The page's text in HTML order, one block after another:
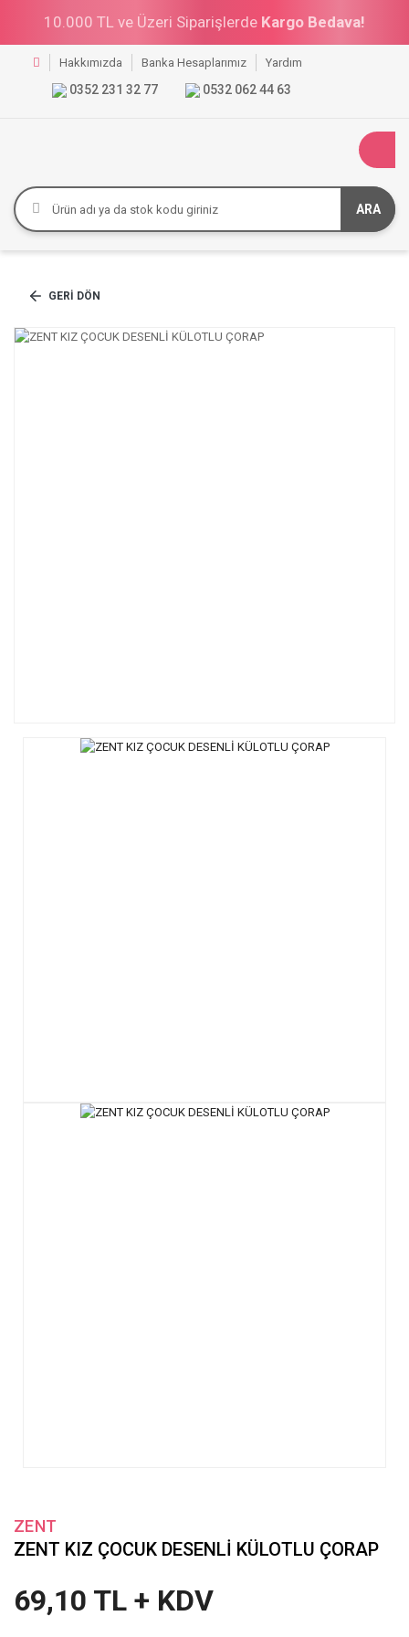
10.000 TL ve Üzeri Siparişlerde Kargo Bedava!
Hakkımızda Banka Hesaplarımız Yardım
0352 231 32 77 0532 062 44 63
ARA
GERI DÖN
ZENT
ZENT KIZ ÇOCUK DESENLİ KÜLOTLU ÇORAP
69,10 TL + KDV